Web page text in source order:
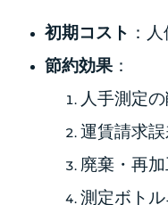
初期コスト ：
節約効果 ：
人手測定
運賃請求
廃棄・再
測定ボト